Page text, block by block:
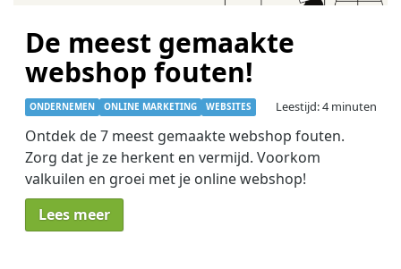
De meest gemaakte
webshop fouten!
ONDERNEMEN ONLINE MARKETING WEBSITES Leestijd: 4 minuten
Ontdek de 7 meest gemaakte webshop fouten.
Zorg dat je ze herkent en vermijd. Voorkom
valkuilen en groei met je online webshop!
Lees meer